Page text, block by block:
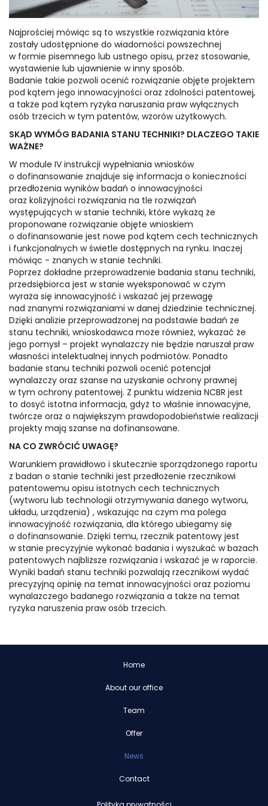
Najprościej mówiąc są to wszystkie rozwiązania które
zostały udostępnione do wiadomości powszechnej
w formie pisemnego lub ustnego opisu, przez stosowanie,
wystawienie lub ujawnienie w inny sposób.
Badanie takie pozwoli ocenić rozwiązanie objęte projektem
pod kątem jego innowacyjności oraz zdolności patentowej,
a także pod kątem ryzyka naruszania praw wyłącznych
osób trzecich w tym patentów, wzorów użytkowych.
SKĄD WYMÓG BADANIA STANU TECHNIKI? DLACZEGO TAKIE
WAŻNE?
W module IV instrukcji wypełniania wniosków
o dofinansowanie znajduje się informacja o konieczności
przedłożenia wyników badań o innowacyjności
oraz kolizyjności rozwiązania na tle rozwiązań
występujących w stanie techniki, które wykażą że
proponowane rozwiązanie objęte wnioskiem
o dofinansowanie jest nowe pod kątem cech technicznych
i funkcjonalnych w świetle dostępnych na rynku. Inaczej
mówiąc - znanych w stanie techniki.
Poprzez dokładne przeprowadzenie badania stanu techniki,
przedsiębiorca jest w stanie wyeksponować w czym
wyraża się innowacyjność i wskazać jej przewagę
nad znanymi rozwiązaniami w danej dziedzinie technicznej.
Dzięki analizie przeprowadzonej na podstawie badań ze
stanu techniki, wnioskodawca może również, wykazać że
jego pomysł – projekt wynalazczy nie będzie naruszał praw
własności intelektualnej innych podmiotów. Ponadto
badanie stanu techniki pozwoli ocenić potencjał
wynalazczy oraz szanse na uzyskanie ochrony prawnej
w tym ochrony patentowej. Z punktu widzenia NCBR jest
to dosyć istotna informacja, gdyż to właśnie innowacyjne,
twórcze oraz o największym prawdopodobieństwie realizacji
projekty mają szanse na dofinansowane.
NA CO ZWRÓCIĆ UWAGĘ?
Warunkiem prawidłowo i skutecznie sporządzonego raportu
z badan o stanie techniki jest przedłożenie rzecznikowi
patentowemu opisu istotnych cech technicznych
(wytworu lub technologii otrzymywania danego wytworu,
układu, urządzenia) , wskazując na czym ma polega
innowacyjność rozwiązania, dla którego ubiegamy się
o dofinansowanie. Dzięki temu, rzecznik patentowy jest
w stanie precyzyjnie wykonać badania i wyszukać w bazach
patentowych najbliższe rozwiązania i wskazać je w raporcie.
Wyniki badań stanu techniki pozwalają rzecznikowi wydać
precyzyjną opinię na temat innowacyjności oraz poziomu
wynalazczego badanego rozwiązania a także na temat
ryzyka naruszenia praw osób trzecich.
Home
About our office
Team
Offer
News
Contact